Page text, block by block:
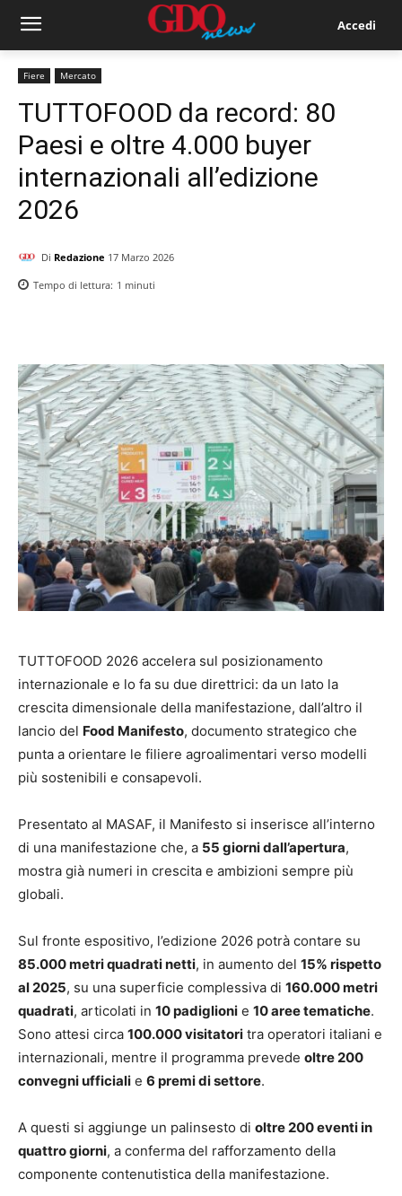
Accedi
Fiere Mercato
TUTTOFOOD da record: 80
Paesi e oltre 4.000 buyer
internazionali all’edizione
2026
Di Redazione 17 Marzo 2026
Tempo di lettura: 1 minuti
TUTTOFOOD 2026 accelera sul posizionamento
internazionale e lo fa su due direttrici: da un lato la
crescita dimensionale della manifestazione, dall’altro il
lancio del Food Manifesto, documento strategico che
punta a orientare le filiere agroalimentari verso modelli
più sostenibili e consapevoli.
Presentato al MASAF, il Manifesto si inserisce all’interno
di una manifestazione che, a 55 giorni dall’apertura,
mostra già numeri in crescita e ambizioni sempre più
globali.
Sul fronte espositivo, l’edizione 2026 potrà contare su
85.000 metri quadrati netti, in aumento del 15% rispetto
al 2025, su una superficie complessiva di 160.000 metri
quadrati, articolati in 10 padiglioni e 10 aree tematiche.
Sono attesi circa 100.000 visitatori tra operatori italiani e
internazionali, mentre il programma prevede oltre 200
convegni ufficiali e 6 premi di settore.
A questi si aggiunge un palinsesto di oltre 200 eventi in
quattro giorni, a conferma del rafforzamento della
componente contenutistica della manifestazione.